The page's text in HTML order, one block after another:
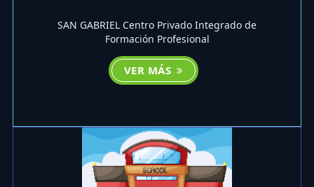
SAN GABRIEL Centro Privado Integrado de
Formación Profesional
VER MÁS